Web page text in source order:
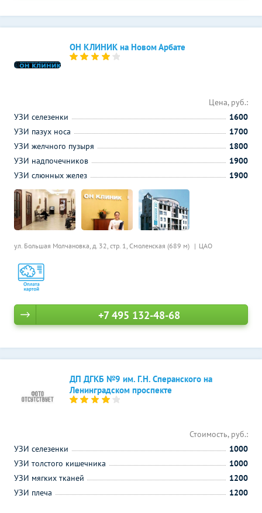
ОН КЛИНИК на Новом Арбате
ул. Большая Молчановка, д. 32, стр. 1, Смоленская (689 м) ЦАО
Цена, руб.:
УЗИ селезенки
1600
УЗИ пазух носа
1700
УЗИ желчного пузыря
1800
УЗИ надпочечников
1900
УЗИ слюнных желез
1900
+7 495 132-48-68
ДП ДГКБ №9 им. Г.Н. Сперанского на
Ленинградском проспекте
Стоимость, руб.:
УЗИ селезенки
1000
УЗИ толстого кишечника
1000
УЗИ мягких тканей
1200
УЗИ плеча
1200